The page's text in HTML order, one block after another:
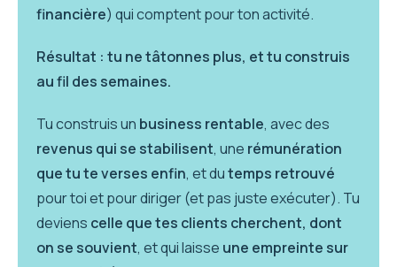
financière) qui comptent pour ton activité.
Résultat : tu ne tâtonnes plus, et tu construis
au fil des semaines.
Tu construis un business rentable, avec des
revenus qui se stabilisent, une rémunération
que tu te verses enfin, et dutemps retrouvé
pour toi et pour diriger (et pas juste exécuter). Tu
deviens celle que tes clients cherchent, dont
on se souvient, et qui laisse une empreinte sur